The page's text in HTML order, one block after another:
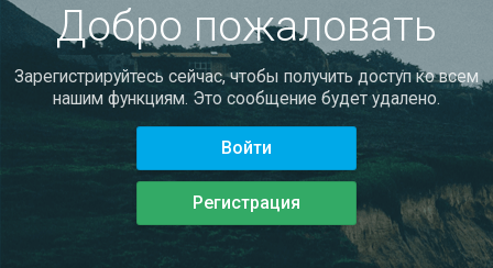
Добро пожаловать
Зарегистрируйтесь сейчас, чтобы получить доступ ко всем
нашим функциям. Это сообщение будет удалено.
Войти
Регистрация